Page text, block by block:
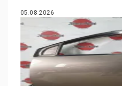
05.08.2026